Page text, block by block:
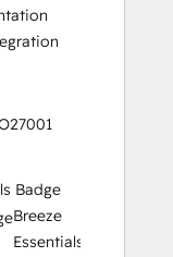
Badge
Breeze
Essentials